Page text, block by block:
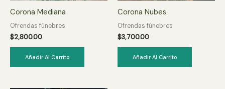
Corona Mediana
Ofrendas fúnebres
$2,800.00
Añadir Al Carrito
Corona Nubes
Ofrendas fúnebres
$3,700.00
Añadir Al Carrito